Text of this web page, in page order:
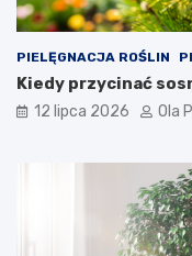
PIELĘGNACJA ROŚLIN
Kiedy przycinać
12 lipca 2026 Ola